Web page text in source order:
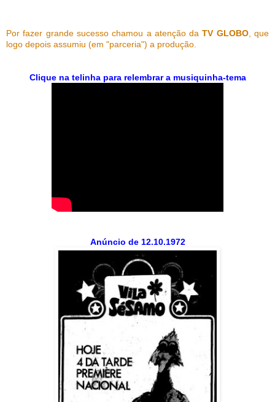
Por fazer grande sucesso chamou a atenção daTV GLOBO, que
logo depois assumiu (em "parceria") a produção.
Clique na telinha para relembrar a musiquinha-tema
Anúncio de 12.10.1972